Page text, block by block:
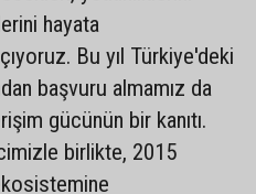
hayata
Bu yıl Türkiye'deki
başvuru almamız da
gücünün bir kanıtı.
birlikte, 2015